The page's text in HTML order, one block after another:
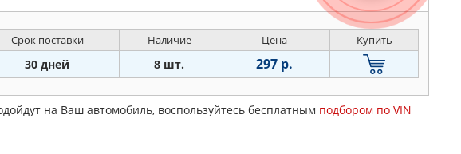
Срок поставки Наличие Цена Купить
30 дней 8 шт. 297 р.
на Ваш автомобиль, воспользуйтесь бесплатным подбором по VIN